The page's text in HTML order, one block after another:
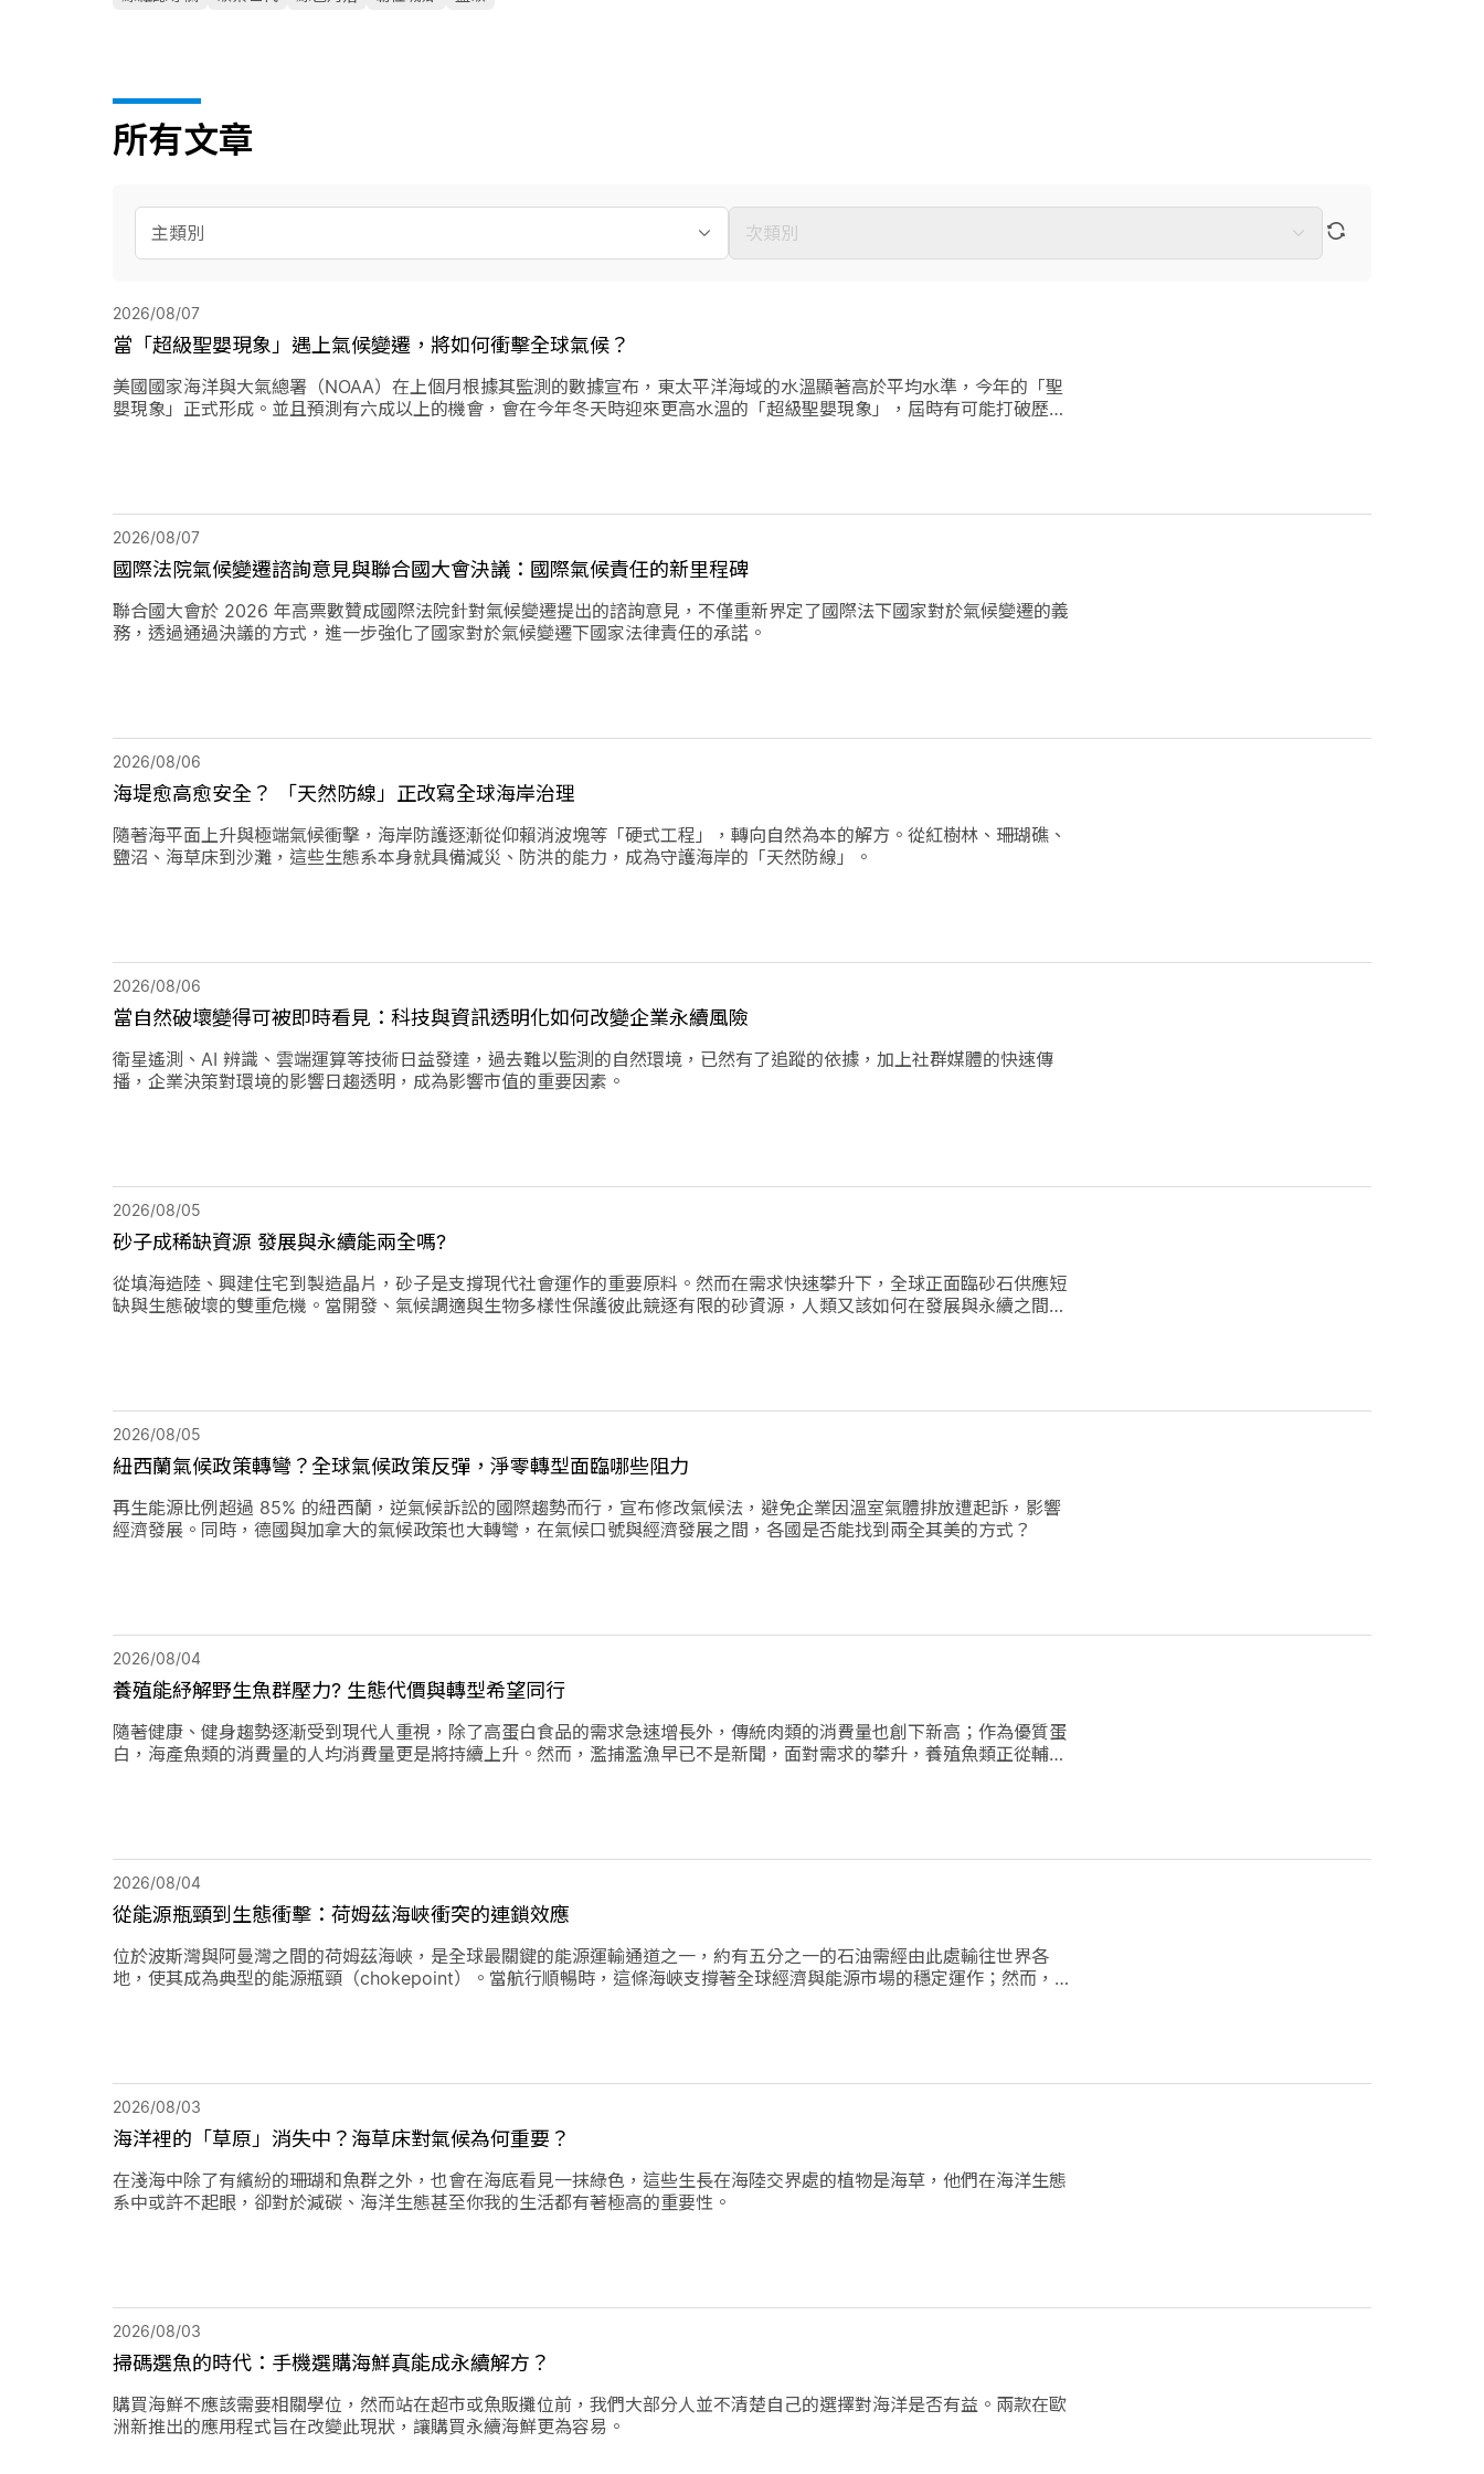
所有文章
主類別 次類別
當「超級聖嬰現象」遇上氣候變遷，將如何衝擊全球氣候？
2026/08/07
美國國家海洋與大氣總署（NOAA）在上個月根據其監測的數據宣布，東太平洋海域的水溫顯著高於平均水準，今年的「聖
嬰現象」正式形成。並且預測有六成以上的機會，會在今年冬天時迎來更高水溫的「超級聖嬰現象」，屆時有可能打破歷史
國際法院氣候變遷諮詢意見與聯合國大會決議：國際氣候責任的新里程碑
2026/08/07
聯合國大會於 2026 年高票數贊成國際法院針對氣候變遷提出的諮詢意見，不僅重新界定了國際法下國家對於氣候變遷的義
務，透過通過決議的方式，進一步強化了國家對於氣候變遷下國家法律責任的承諾。
海堤愈高愈安全？ 「天然防線」正改寫全球海岸治理
2026/08/06
隨著海平面上升與極端氣候衝擊，海岸防護逐漸從仰賴消波塊等「硬式工程」，轉向自然為本的解方。從紅樹林、珊瑚礁、
鹽沼、海草床到沙灘，這些生態系本身就具備減災、防洪的能力，成為守護海岸的「天然防線」。
當自然破壞變得可被即時看見：科技與資訊透明化如何改變企業永續風險
2026/08/06
衛星遙測、AI 辨識、雲端運算等技術日益發達，過去難以監測的自然環境，已然有了追蹤的依據，加上社群媒體的快速傳
播，企業決策對環境的影響日趨透明，成為影響市值的重要因素。
砂子成稀缺資源 發展與永續能兩全嗎?
2026/08/05
從填海造陸、興建住宅到製造晶片，砂子是支撐現代社會運作的重要原料。然而在需求快速攀升下，全球正面臨砂石供應短
缺與生態破壞的雙重危機。當開發、氣候調適與生物多樣性保護彼此競逐有限的砂資源，人類又該如何在發展與永續之間取
紐西蘭氣候政策轉彎？全球氣候政策反彈，淨零轉型面臨哪些阻力
2026/08/05
再生能源比例超過 85% 的紐西蘭，逆氣候訴訟的國際趨勢而行，宣布修改氣候法，避免企業因溫室氣體排放遭起訴，影響
經濟發展。同時，德國與加拿大的氣候政策也大轉彎，在氣候口號與經濟發展之間，各國是否能找到兩全其美的方式？
養殖能紓解野生魚群壓力? 生態代價與轉型希望同行
2026/08/04
隨著健康、健身趨勢逐漸受到現代人重視，除了高蛋白食品的需求急速增長外，傳統肉類的消費量也創下新高；作為優質蛋
白，海產魚類的消費量的人均消費量更是將持續上升。然而，濫捕濫漁早已不是新聞，面對需求的攀升，養殖魚類正從輔助
從能源瓶頸到生態衝擊：荷姆茲海峽衝突的連鎖效應
2026/08/04
位於波斯灣與阿曼灣之間的荷姆茲海峽，是全球最關鍵的能源運輸通道之一，約有五分之一的石油需經由此處輸往世界各
地，使其成為典型的能源瓶頸（chokepoint）。當航行順暢時，這條海峽支撐著全球經濟與能源市場的穩定運作；然而，今
海洋裡的「草原」消失中？海草床對氣候為何重要？
2026/08/03
在淺海中除了有繽紛的珊瑚和魚群之外，也會在海底看見一抹綠色，這些生長在海陸交界處的植物是海草，他們在海洋生態
系中或許不起眼，卻對於減碳、海洋生態甚至你我的生活都有著極高的重要性。
掃碼選魚的時代：手機選購海鮮真能成永續解方？
2026/08/03
購買海鮮不應該需要相關學位，然而站在超市或魚販攤位前，我們大部分人並不清楚自己的選擇對海洋是否有益。兩款在歐
洲新推出的應用程式旨在改變此現狀，讓購買永續海鮮更為容易。